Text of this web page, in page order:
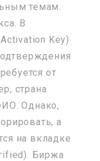
темам.
В
Key)
от
страна
Однако,
а
на вкладке
Биржа